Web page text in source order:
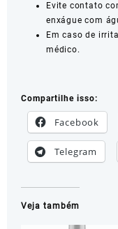
Evite contato
enxágue com
Em caso de
médico.
Compartilhe isso:
Facebook
Telegram
Veja também